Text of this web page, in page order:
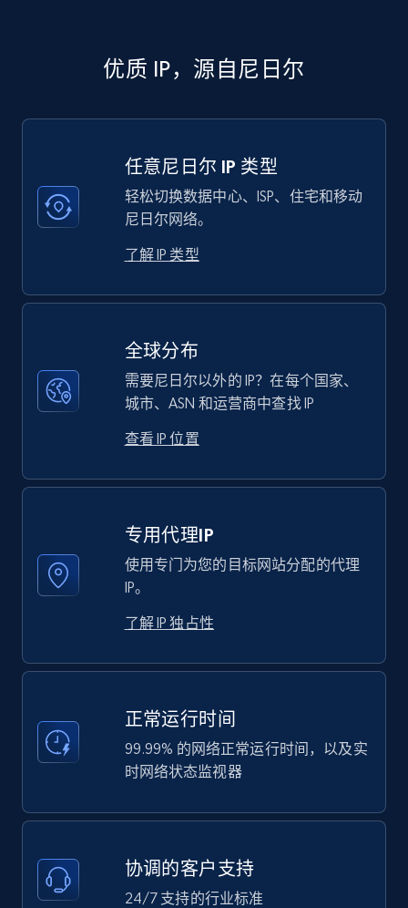
优质 IP，源自尼日尔
任意尼日尔 IP 类型
轻松切换数据中心、ISP、住宅和移动
尼日尔网络。
了解 IP 类型
全球分布
需要尼日尔以外的 IP？在每个国家、
城市、ASN 和运营商中查找 IP
查看 IP 位置
专用代理IP
使用专门为您的目标网站分配的代理
IP。
了解 IP 独占性
正常运行时间
99.99% 的网络正常运行时间，以及实
时网络状态监视器
协调的客户支持
24/7 支持的行业标准